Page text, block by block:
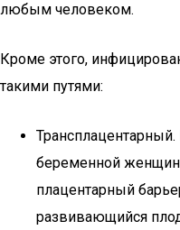
любым человеком.
Кроме этого,
такими путями:
беременной
плацентарный
развивающийся